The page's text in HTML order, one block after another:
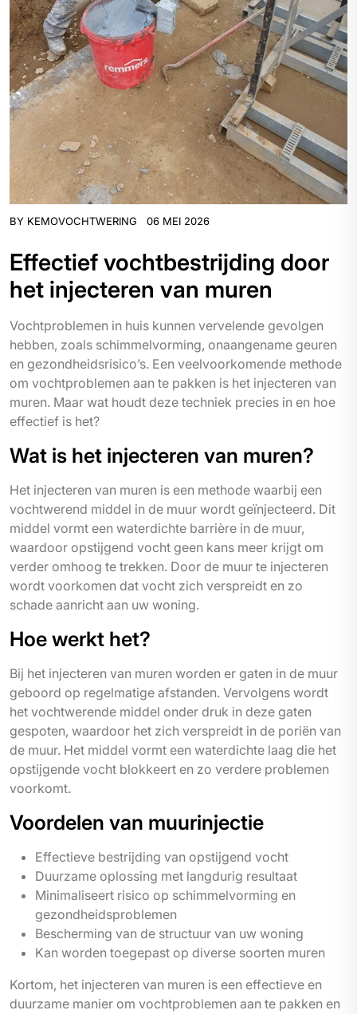
BY KEMOVOCHTWERING 06 MEI 2026
Effectief vochtbestrijding door
het injecteren van muren
Vochtproblemen in huis kunnen vervelende gevolgen
hebben, zoals schimmelvorming, onaangename geuren
en gezondheidsrisico’s. Een veelvoorkomende methode
om vochtproblemen aan te pakken is het injecteren van
muren. Maar wat houdt deze techniek precies in en hoe
effectief is het?
Wat is het injecteren van muren?
Het injecteren van muren is een methode waarbij een
vochtwerend middel in de muur wordt geïnjecteerd. Dit
middel vormt een waterdichte barrière in de muur,
waardoor opstijgend vocht geen kans meer krijgt om
verder omhoog te trekken. Door de muur te injecteren
wordt voorkomen dat vocht zich verspreidt en zo
schade aanricht aan uw woning.
Hoe werkt het?
Bij het injecteren van muren worden er gaten in de muur
geboord op regelmatige afstanden. Vervolgens wordt
het vochtwerende middel onder druk in deze gaten
gespoten, waardoor het zich verspreidt in de poriën van
de muur. Het middel vormt een waterdichte laag die het
opstijgende vocht blokkeert en zo verdere problemen
voorkomt.
Voordelen van muurinjectie
Effectieve bestrijding van opstijgend vocht
Duurzame oplossing met langdurig resultaat
Minimaliseert risico op schimmelvorming en
gezondheidsproblemen
Bescherming van de structuur van uw woning
Kan worden toegepast op diverse soorten muren
Kortom, het injecteren van muren is een effectieve en
duurzame manier om vochtproblemen aan te pakken en